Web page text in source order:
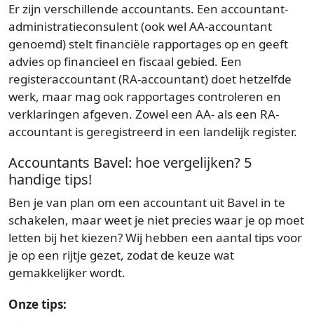
Er zijn verschillende accountants. Een accountant-
administratieconsulent (ook wel AA-accountant
genoemd) stelt financiële rapportages op en geeft
advies op financieel en fiscaal gebied. Een
registeraccountant (RA-accountant) doet hetzelfde
werk, maar mag ook rapportages controleren en
verklaringen afgeven. Zowel een AA- als een RA-
accountant is geregistreerd in een landelijk register.
Accountants Bavel: hoe vergelijken? 5
handige tips!
Ben je van plan om een accountant uit Bavel in te
schakelen, maar weet je niet precies waar je op moet
letten bij het kiezen? Wij hebben een aantal tips voor
je op een rijtje gezet, zodat de keuze wat
gemakkelijker wordt.
Onze tips: